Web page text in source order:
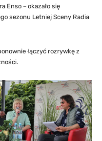
Enso – okazało się
sezonu Letniej Sceny Radia
łączyć rozrywkę z